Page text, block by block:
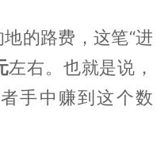
的路费，这笔“进
左右。也就是说，
手中赚到这个数